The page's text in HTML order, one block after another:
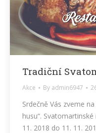
Tradiční
Akce By admin6947
Srdečně Vás zveme
husu“.
11. 2018 do 11. 11.